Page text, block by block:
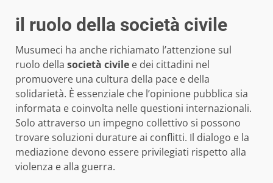
il ruolo della società civile
Musumeci ha anche richiamato l’attenzione sul
ruolo della società civile e dei cittadini nel
promuovere una cultura della pace e della
solidarietà. È essenziale che l’opinione pubblica sia
informata e coinvolta nelle questioni internazionali.
Solo attraverso un impegno collettivo si possono
trovare soluzioni durature ai conflitti. Il dialogo e la
mediazione devono essere privilegiati rispetto alla
violenza e alla guerra.